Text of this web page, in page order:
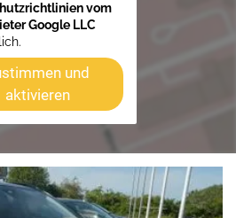
vom
Google LLC
und
aktivieren